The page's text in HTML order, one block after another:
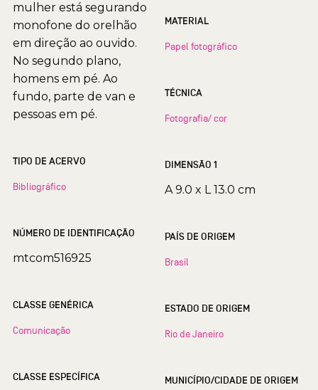
mulher está segurando
monofone do orelhão
em direção ao ouvido.
No segundo plano,
homens em pé. Ao
fundo, parte de van e
pessoas em pé.
TIPO DE ACERVO
Bibliográfico
NÚMERO DE IDENTIFICAÇÃO
mtcom516925
CLASSE GENÉRICA
Comunicação
CLASSE ESPECÍFICA
MATERIAL
Papel fotográfico
TÉCNICA
Fotografia/ cor
DIMENSÃO 1
A 9.0 x L 13.0 cm
PAÍS DE ORIGEM
Brasil
ESTADO DE ORIGEM
Rio de Janeiro
MUNICÍPIO/CIDADE DE ORIGEM